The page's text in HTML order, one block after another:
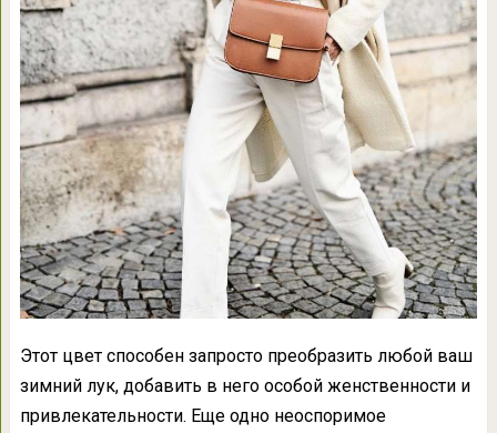
Этот цвет способен запросто преобразить любой ваш
зимний лук, добавить в него особой женственности и
привлекательности. Еще одно неоспоримое